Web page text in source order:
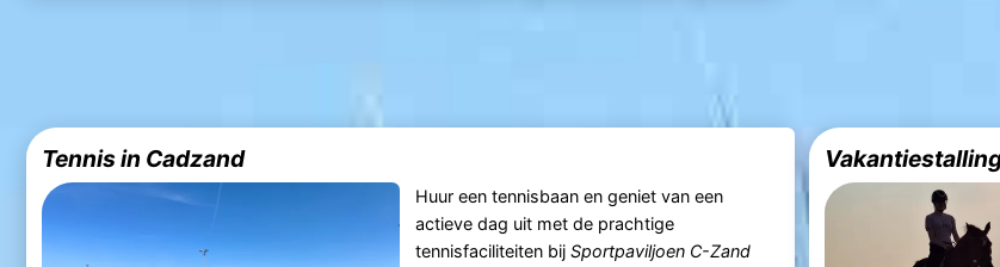
Tennis in Cadzand
Huur een tennisbaan en geniet van een
actieve dag uit met de prachtige
tennisfaciliteiten bij Sportpaviljoen C-Zand